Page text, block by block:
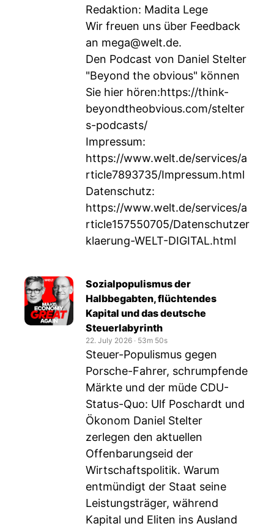
Redaktion: Madita Lege
Wir freuen uns über Feedback
an mega@welt.de.
Den Podcast von Daniel Stelter
"Beyond the obvious" können
Sie hier hören:https://think-
beyondtheobvious.com/stelter
s-podcasts/
Impressum:
https://www.welt.de/services/a
rticle7893735/Impressum.html
Datenschutz:
https://www.welt.de/services/a
rticle157550705/Datenschutzer
klaerung-WELT-DIGITAL.html
Sozialpopulismus der
Halbbegabten, flüchtendes
Kapital und das deutsche
Steuerlabyrinth
22. July 2026 ‧ 53m 50s
Steuer-Populismus gegen
Porsche-Fahrer, schrumpfende
Märkte und der müde CDU-
Status-Quo: Ulf Poschardt und
Ökonom Daniel Stelter
zerlegen den aktuellen
Offenbarungseid der
Wirtschaftspolitik. Warum
entmündigt der Staat seine
Leistungsträger, während
Kapital und Eliten ins Ausland